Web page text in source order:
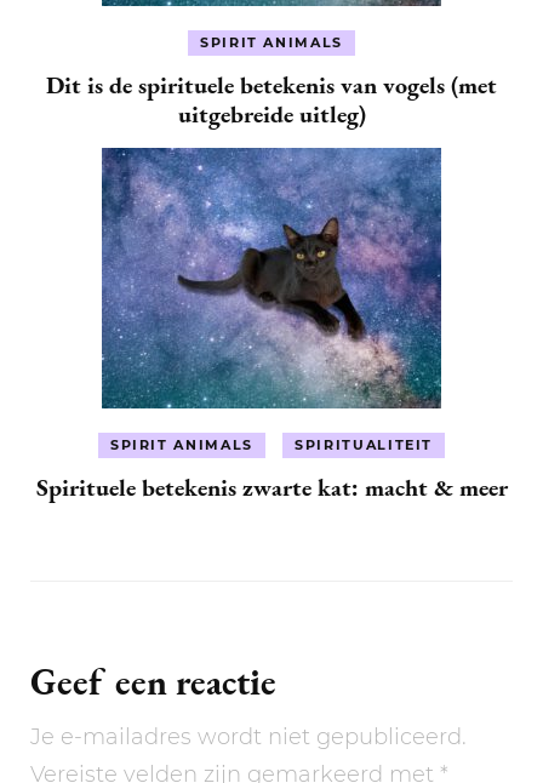
SPIRIT ANIMALS
Dit is de spirituele betekenis van vogels (met
uitgebreide uitleg)
SPIRIT ANIMALS SPIRITUALITEIT
Spirituele betekenis zwarte kat: macht & meer
Geef een reactie
Je e-mailadres wordt niet gepubliceerd.
Vereiste velden zijn gemarkeerd met *